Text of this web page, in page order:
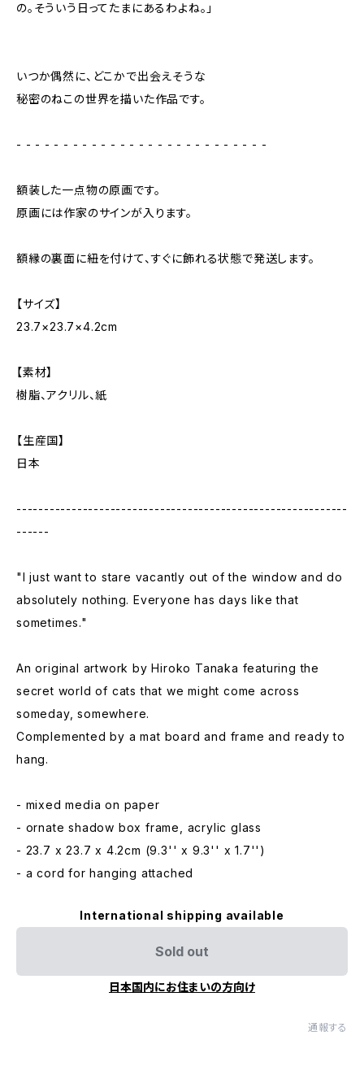
の。そういう日ってたまにあるわよね。」
いつか偶然に、どこかで出会えそうな
秘密のねこの世界を描いた作品です。
- - - - - - - - - - - - - - - - - - - - - - - - - - -
額装した一点物の原画です。
原画には作家のサインが入ります。
額縁の裏面に紐を付けて、すぐに飾れる状態で発送します。
【サイズ】
23.7×23.7×4.2cm
【素材】
樹脂、アクリル、紙
【生産国】
日本
------------------------------------------------------------
------
"I just want to stare vacantly out of the window and do
absolutely nothing. Everyone has days like that
sometimes."
An original artwork by Hiroko Tanaka featuring the
secret world of cats that we might come across
someday, somewhere.
Complemented by a mat board and frame and ready to
hang.
- mixed media on paper
- ornate shadow box frame, acrylic glass
- 23.7 x 23.7 x 4.2cm (9.3'' x 9.3'' x 1.7'')
- a cord for hanging attached
International shipping available
Sold out
日本国内にお住まいの方向け
通報する